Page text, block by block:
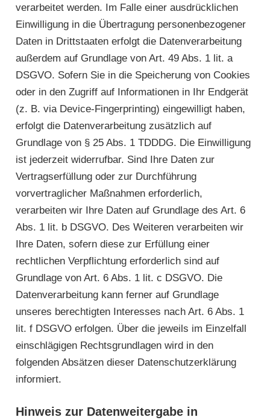
verarbeitet werden. Im Falle einer ausdrücklichen
Einwilligung in die Übertragung personenbezogener
Daten in Drittstaaten erfolgt die Datenverarbeitung
außerdem auf Grundlage von Art. 49 Abs. 1 lit. a
DSGVO. Sofern Sie in die Speicherung von Cookies
oder in den Zugriff auf Informationen in Ihr Endgerät
(z. B. via Device-Fingerprinting) eingewilligt haben,
erfolgt die Datenverarbeitung zusätzlich auf
Grundlage von § 25 Abs. 1 TDDDG. Die Einwilligung
ist jederzeit widerrufbar. Sind Ihre Daten zur
Vertragserfüllung oder zur Durchführung
vorvertraglicher Maßnahmen erforderlich,
verarbeiten wir Ihre Daten auf Grundlage des Art. 6
Abs. 1 lit. b DSGVO. Des Weiteren verarbeiten wir
Ihre Daten, sofern diese zur Erfüllung einer
rechtlichen Verpflichtung erforderlich sind auf
Grundlage von Art. 6 Abs. 1 lit. c DSGVO. Die
Datenverarbeitung kann ferner auf Grundlage
unseres berechtigten Interesses nach Art. 6 Abs. 1
lit. f DSGVO erfolgen. Über die jeweils im Einzelfall
einschlägigen Rechtsgrundlagen wird in den
folgenden Absätzen dieser Datenschutzerklärung
informiert.
Hinweis zur Datenweitergabe in